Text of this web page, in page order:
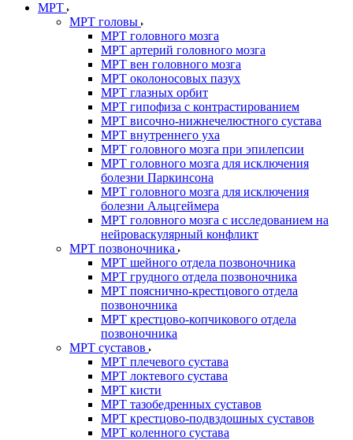
МРТ
МРТ головы
МРТ головного мозга
МРТ артерий головного мозга
МРТ вен головного мозга
МРТ околоносовых пазух
МРТ глазных орбит
МРТ гипофиза с контрастированием
МРТ височно-нижнечелюстного сустава
МРТ внутреннего уха
МРТ головного мозга при эпилепсии
МРТ головного мозга для исключения
болезни Паркинсона
МРТ головного мозга для исключения
болезни Альцгеймера
МРТ головного мозга с исследованием на
нейроваскулярный конфликт
МРТ позвоночника
МРТ шейного отдела позвоночника
МРТ грудного отдела позвоночника
МРТ пояснично-крестцового отдела
позвоночника
МРТ крестцово-копчикового отдела
позвоночника
МРТ суставов
МРТ плечевого сустава
МРТ локтевого сустава
МРТ кисти
МРТ тазобедренных суставов
МРТ крестцово-подвздошных суставов
МРТ коленного сустава